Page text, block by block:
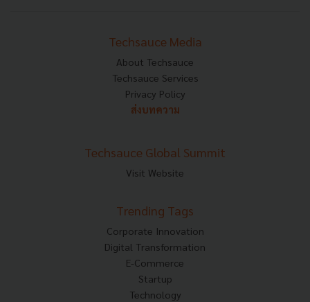
Techsauce Media
About Techsauce
Techsauce Services
Privacy Policy
ส่งบทความ
Techsauce Global Summit
Visit Website
Trending Tags
Corporate Innovation
Digital Transformation
E-Commerce
Startup
Technology